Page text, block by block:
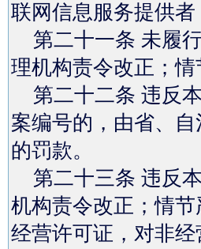
联网信息服务提供
第二十一条 未履
理机构责令改正；
第二十二条 违反
案编号的，由省、
的罚款。
第二十三条 违反
机构责令改正；情
经营许可证，对非